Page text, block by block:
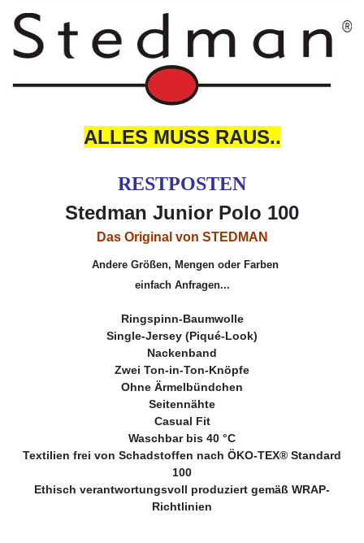
ALLES MUSS RAUS..
RESTPOSTEN
Stedman Junior Polo 100
Das Original von STEDMAN
Andere Größen, Mengen oder Farben
einfach Anfragen...
Ringspinn-Baumwolle
Single-Jersey (Piqué-Look)
Nackenband
Zwei Ton-in-Ton-Knöpfe
Ohne Ärmelbündchen
Seitennähte
Casual Fit
Waschbar bis 40 °C
Textilien frei von Schadstoffen nach ÖKO-TEX® Standard
100
Ethisch verantwortungsvoll produziert gemäß WRAP-
Richtlinien